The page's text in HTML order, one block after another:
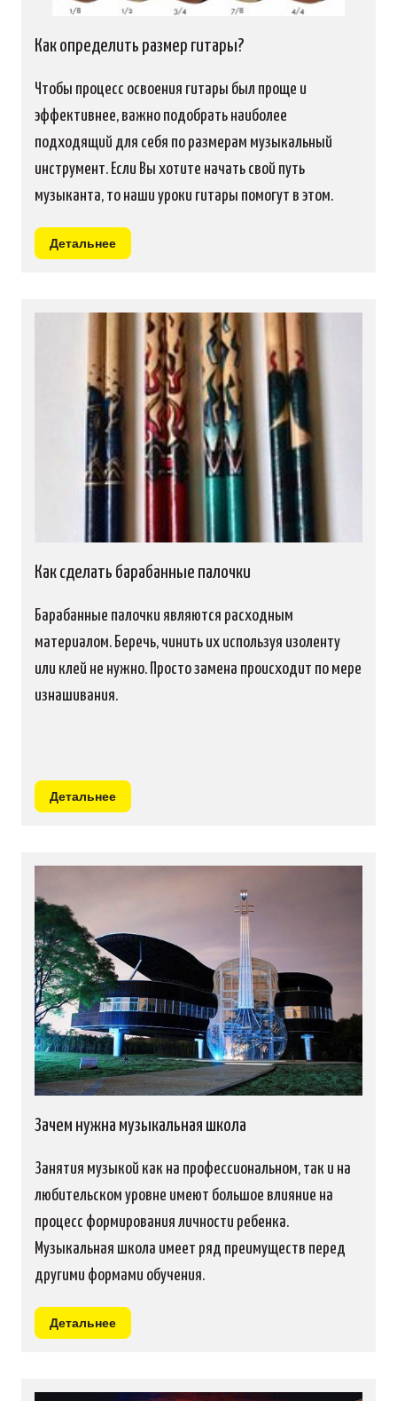
Как определить размер гитары?
Чтобы процесс освоения гитары был проще и
эффективнее, важно подобрать наиболее
подходящий для себя по размерам музыкальный
инструмент. Если Вы хотите начать свой путь
музыканта, то наши уроки гитары помогут в этом.
Детальнее
Как сделать барабанные палочки
Барабанные палочки являются расходным
материалом. Беречь, чинить их используя изоленту
или клей не нужно. Просто замена происходит по мере
изнашивания.
Детальнее
Зачем нужна музыкальная школа
Занятия музыкой как на профессиональном, так и на
любительском уровне имеют большое влияние на
процесс формирования личности ребенка.
Музыкальная школа имеет ряд преимуществ перед
другими формами обучения.
Детальнее